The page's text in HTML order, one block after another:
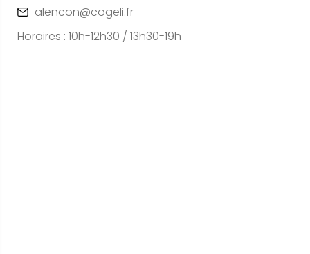
alencon@cogeli.fr
Horaires : 10h-12h30 / 13h30-19h